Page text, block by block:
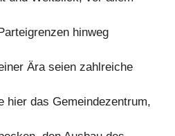
hinweg
Ära seien zahlreiche
hier das Gemeindezentrum,